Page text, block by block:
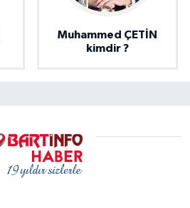
Muhammed ÇETİN
kimdir ?